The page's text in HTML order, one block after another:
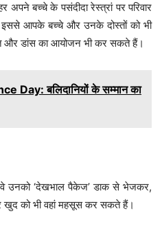
अपने बच्चे के पसंदीदा रेस्त्रां पर परिवार
आपके बच्चे और उनके दोस्तों को भी
और डांस का आयोजन भी कर सकते हैं।
Day: बलिदानियों के सम्मान का
उनको ‘देखभाल पैकेज’ डाक से भेजकर,
को भी वहां महसूस कर सकते हैं।